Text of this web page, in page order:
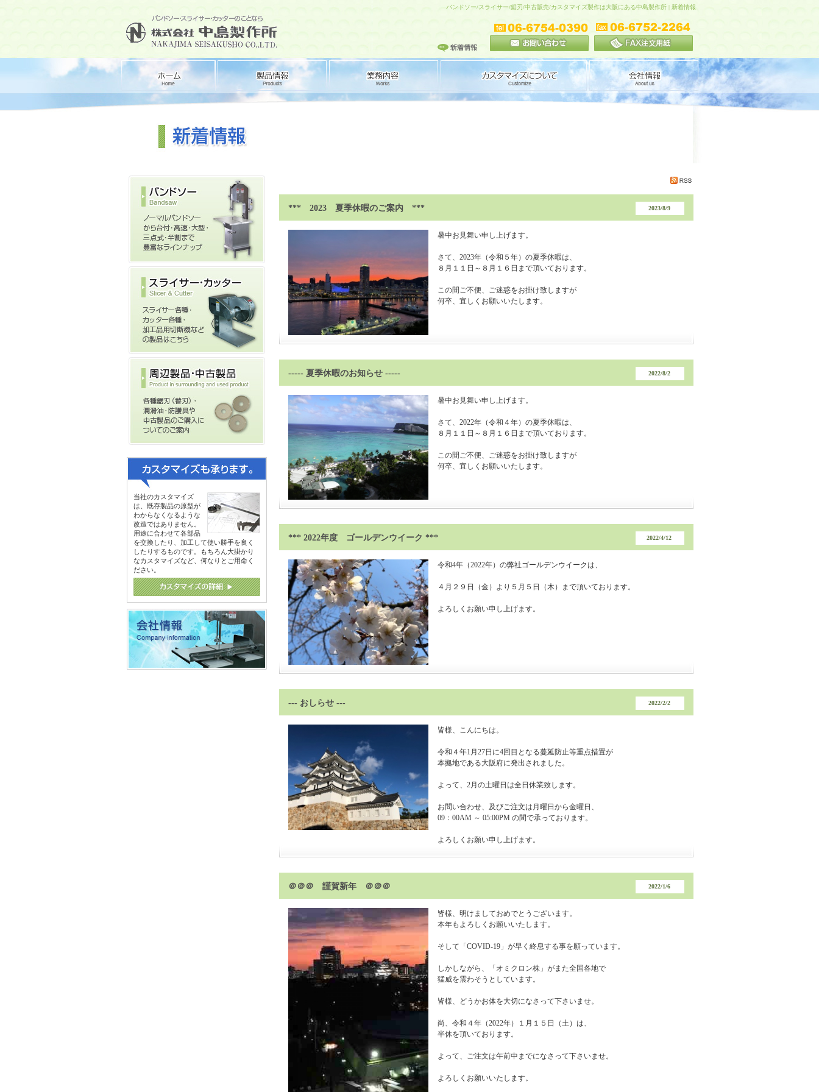
バンドソー/スライサー/鋸刃/中古販売/カスタマイズ製作は大阪にある中島製作所 | 新着情報
当社のカスタマイズ
は、既存製品の原型が
わからなくなるような
改造ではありません。
用途に合わせて各部品
を交換したり、加工して使い勝手を良く
したりするものです。もちろん大掛かり
なカスタマイズなど、何なりとご用命く
ださい。
*** 2023 夏季休暇のご案内 *** 2023/8/9
暑中お見舞い申し上げます。
さて、2023年（令和５年）の夏季休暇は、
８月１１日～８月１６日まで頂いております。
この間ご不便、ご迷惑をお掛け致しますが
何卒、宜しくお願いいたします。
----- 夏季休暇のお知らせ ----- 2022/8/2
暑中お見舞い申し上げます。
さて、2022年（令和４年）の夏季休暇は、
８月１１日～８月１６日まで頂いております。
この間ご不便、ご迷惑をお掛け致しますが
何卒、宜しくお願いいたします。
*** 2022年度 ゴールデンウイーク *** 2022/4/12
令和4年（2022年）の弊社ゴールデンウイークは、
４月２９日（金）より５月５日（木）まで頂いております。
よろしくお願い申し上げます。
--- おしらせ --- 2022/2/2
皆様、こんにちは。
令和４年1月27日に4回目となる蔓延防止等重点措置が
本拠地である大阪府に発出されました。
よって、2月の土曜日は全日休業致します。
お問い合わせ、及びご注文は月曜日から金曜日、
09：00AM ～ 05:00PM の間で承っております。
よろしくお願い申し上げます。
＠＠＠ 謹賀新年 ＠＠＠ 2022/1/6
皆様、明けましておめでとうございます。
本年もよろしくお願いいたします。
そして「COVID-19」が早く終息する事を願っています。
しかしながら、「オミクロン株」がまた全国各地で
猛威を震わそうとしています。
皆様、どうかお体を大切になさって下さいませ。
尚、令和４年（2022年）１月１５日（土）は、
半休を頂いております。
よって、ご注文は午前中までになさって下さいませ。
よろしくお願いいたします。